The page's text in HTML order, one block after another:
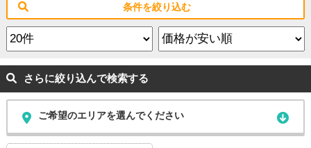
条件を絞り込む
さらに絞り込んで検索する
ご希望のエリアを選んでください